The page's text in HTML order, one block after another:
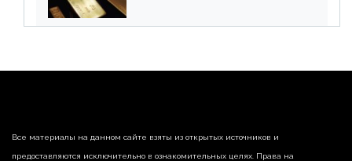
страны
Все материалы на данном сайте взяты из открытых источников и
предоставляются исключительно в ознакомительных целях. Права на